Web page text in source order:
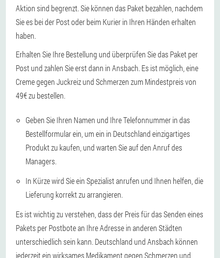
Aktion sind begrenzt. Sie können das Paket bezahlen, nachdem
Sie es bei der Post oder beim Kurier in Ihren Händen erhalten
haben.
Erhalten Sie Ihre Bestellung und überprüfen Sie das Paket per
Post und zahlen Sie erst dann in Ansbach. Es ist möglich, eine
Creme gegen Juckreiz und Schmerzen zum Mindestpreis von
49€ zu bestellen.
Geben Sie Ihren Namen und Ihre Telefonnummer in das
Bestellformular ein, um ein in Deutschland einzigartiges
Produkt zu kaufen, und warten Sie auf den Anruf des
Managers.
In Kürze wird Sie ein Spezialist anrufen und Ihnen helfen, die
Lieferung korrekt zu arrangieren.
Es ist wichtig zu verstehen, dass der Preis für das Senden eines
Pakets per Postbote an Ihre Adresse in anderen Städten
unterschiedlich sein kann. Deutschland und Ansbach können
jederzeit ein wirksames Medikament gegen Schmerzen und